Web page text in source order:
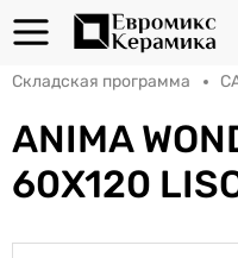
Складская программа
ANIMA
60X120